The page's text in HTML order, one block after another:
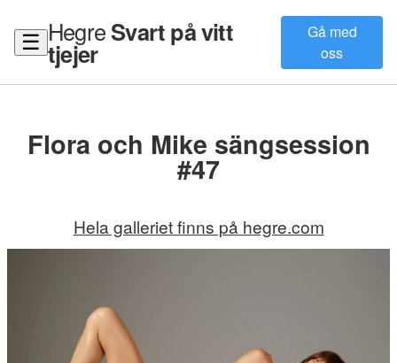
☰ HegreSvart på vitt
tjejer
Gå med
oss
Flora och Mike sängsession
#47
Hela galleriet finns på hegre.com